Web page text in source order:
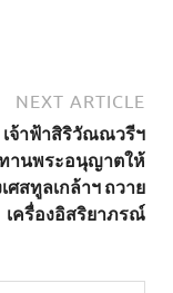
NEXT ARTICLE
เจ้าฟ้าสิริวัณณวรีฯ
านพระอนุญาตให้
ศสทูลเกล้าฯ ถวาย
เครื่องอิสริยาภรณ์